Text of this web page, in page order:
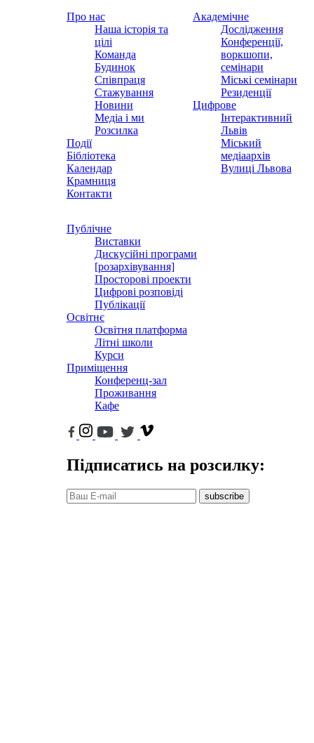
Про нас
Наша історія та
цілі
Команда
Будинок
Співпраця
Стажування
Новини
Медіа і ми
Розсилка
Події
Бібліотека
Календар
Крамниця
Контакти
Академічне
Дослідження
Конференції,
воркшопи,
семінари
Міські семінари
Резиденції
Цифрове
Інтерактивний
Львів
Міський
медіаархів
Вулиці Львова
Публічне
Виставки
Дискусійні програми
[розархівування]
Просторові проекти
Цифрові розповіді
Публікації
Освітнє
Освітня платформа
Літні школи
Курси
Приміщення
Конференц-зал
Проживання
Кафе
Підписатись на розсилку:
subscribe